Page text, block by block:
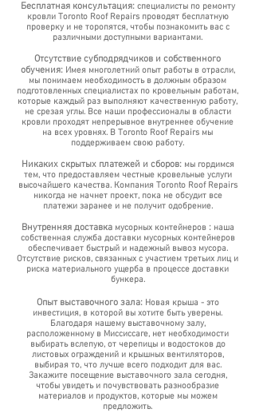
Бесплатная консультация:специалисты по ремонту
кровли Toronto Roof Repairs проводят бесплатную
проверку и не торопятся, чтобы познакомить вас с
различными доступными вариантами.
Отсутствие субподрядчиков и собственного
обучения:Имея многолетний опыт работы в отрасли,
мы понимаем необходимость в должным образом
подготовленных специалистах по кровельным работам,
которые каждый раз выполняют качественную работу,
не срезая углы. Все наши профессионалы в области
кровли проходят непрерывное внутреннее обучение
на всех уровнях. В Toronto Roof Repairs мы
поддерживаем свою работу.
Никаких скрытых платежей и сборов:мы гордимся
тем, что предоставляем честные кровельные услуги
высочайшего качества. Компания Toronto Roof Repairs
никогда не начнет проект, пока не обсудит все
платежи заранее и не получит одобрение.
Внутренняя доставкамусорных контейнеров :наша
собственная служба доставки мусорных контейнеров
обеспечивает быстрый и надежный вывоз мусора.
Отсутствие рисков, связанных с участием третьих лиц и
риска материального ущерба в процессе доставки
бункера.
Опыт выставочного зала:Новая крыша - это
инвестиция, в которой вы хотите быть уверены.
Благодаря нашему выставочному залу,
расположенному в Миссиссаге, нет необходимости
выбирать вслепую, от черепицы и водостоков до
листовых ограждений и крышных вентиляторов,
выбирая то, что лучше всего подходит для вас.
Закажите посещение выставочного зала сегодня,
чтобы увидеть и почувствовать разнообразие
материалов и продуктов, которые мы можем
предложить.